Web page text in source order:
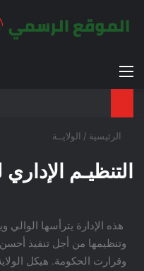
الرئيسية / الولايــة
التنظيـم الإداري
هذه الإدارة يترأسها
وتنظيمها من أجل تنفيذ
وقرارت الحكومة. هيكل